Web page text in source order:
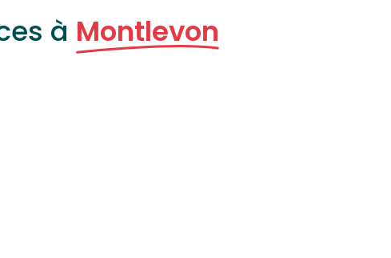
à Montlevon